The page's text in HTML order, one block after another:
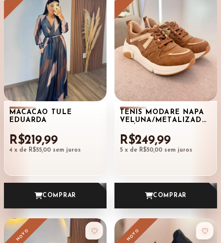
MACACÃO TULE
EDUARDA
R$219,99
4 x de R$55,00 sem juros
COMPRAR
TÊNIS MODARE NAPA
VELUNA/METALIZADO
R$249,99
5 x de R$50,00 sem juros
COMPRAR
NOVO NOVO